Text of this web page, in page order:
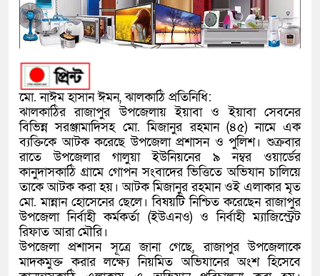
‎মো. নাঈম হাসান ঈমন, ঝালকাঠি প্রতিনিধি:
ঝালকাঠির রাজাপুর উপজেলায় ইয়াবা ও ইয়াবা সেবনের
বিভিন্ন সরঞ্জামাদিসহ মো. মিজানুর রহমান (৪৫) নামে এক
ব্যক্তিকে আটক করেছে উপজেলা প্রশাসন ও পুলিশ। শুক্রবার
রাতে উপজেলার গালুয়া ইউনিয়নের ৯ নম্বর ওয়ার্ডের
কানুদাসকাঠি গ্রামে গোপন সংবাদের ভিত্তিতে অভিযান চালিয়ে
তাকে আটক করা হয়। আটক মিজানুর রহমান ওই এলাকার মৃত
মো. মান্নান হোসেনের ছেলে। বিষয়টি নিশ্চিত করেছেন রাজাপুর
উপজেলা নির্বাহী কর্মকর্তা (ইউএনও) ও নির্বাহী ম্যাজিস্ট্রেট
রিফাত আরা মৌরি।
উপজেলা প্রশাসন সূত্রে জানা গেছে, রাজাপুর উপজেলাকে
মাদকমুক্ত করার লক্ষ্যে নিয়মিত অভিযানের অংশ হিসেবে